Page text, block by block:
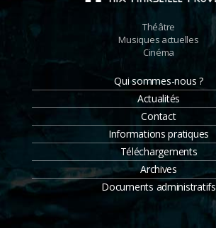
Théâtre
Musiques actuelles
Cinéma
Qui sommes-nous ?
Actualités
Contact
Informations pratiques
Téléchargements
Archives
Documents administratifs